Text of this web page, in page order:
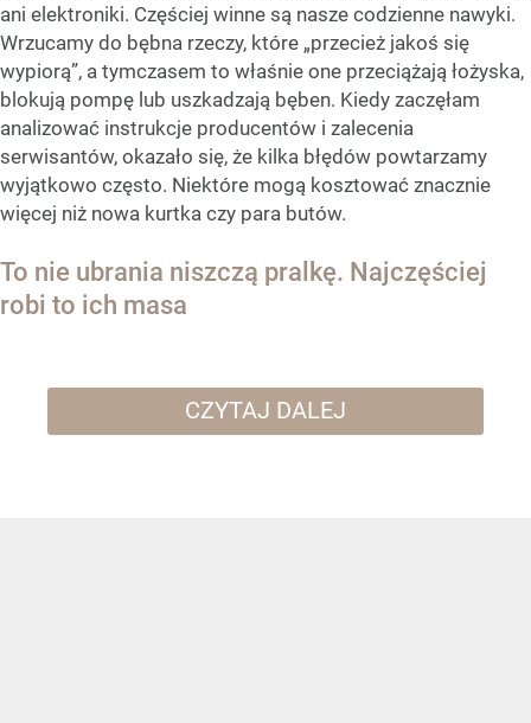
ani elektroniki. Częściej winne są nasze codzienne nawyki.
Wrzucamy do bębna rzeczy, które „przecież jakoś się
wypiorą”, a tymczasem to właśnie one przeciążają łożyska,
blokują pompę lub uszkadzają bęben. Kiedy zaczęłam
analizować instrukcje producentów i zalecenia
serwisantów, okazało się, że kilka błędów powtarzamy
wyjątkowo często. Niektóre mogą kosztować znacznie
więcej niż nowa kurtka czy para butów.
To nie ubrania niszczą pralkę. Najczęściej
robi to ich masa
CZYTAJ DALEJ